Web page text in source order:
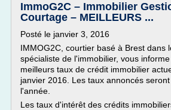
ImmoG2C – Immobilier
Courtage – MEILLEURS ...
Posté le janvier 3, 2016
IMMOG2C, courtier basé à Brest dans
spécialiste de l'immobilier, vous
meilleurs taux de crédit immobilier
janvier 2016. Les taux annoncés
l'année.
Les taux d'intérêt des crédits